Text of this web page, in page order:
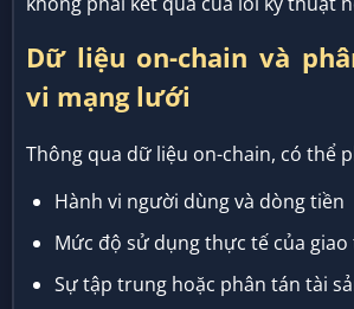
Dữ liệu on-chain và
vi mạng lưới
Thông qua dữ liệu on-chain, có thể
Hành vi người dùng và dòng tiền
Mức độ sử dụng thực tế của
Sự tập trung hoặc phân tán tài